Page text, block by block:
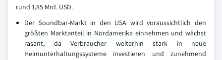
rund 1,85 Mrd. USD.
Der Soundbar-Markt in den USA wird voraussichtlich den
größten Marktanteil in Nordamerika einnehmen und wächst
rasant, da Verbraucher weiterhin stark in neue
Heimunterhaltungssysteme investieren und zunehmend